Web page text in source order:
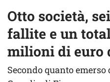
Otto società,
fallite e un
milioni di euro
Secondo quanto